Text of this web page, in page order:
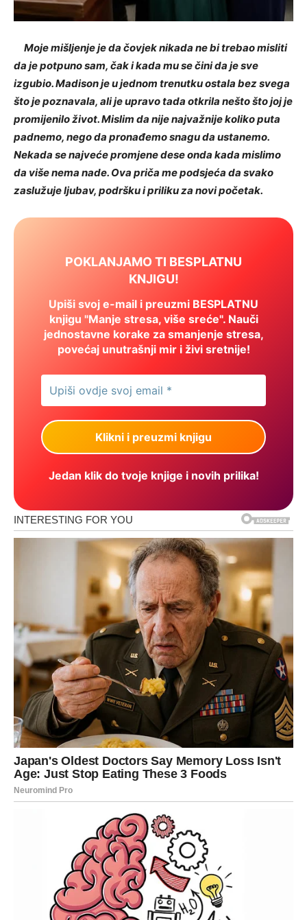
Moje mišljenje je da čovjek nikada ne bi trebao misliti
da je potpuno sam, čak i kada mu se čini da je sve
izgubio. Madison je u jednom trenutku ostala bez svega
što je poznavala, ali je upravo tada otkrila nešto što joj je
promijenilo život. Mislim da nije najvažnije koliko puta
padnemo, nego da pronađemo snagu da ustanemo.
Nekada se najveće promjene dese onda kada mislimo
da više nema nade. Ova priča me podsjeća da svako
zaslužuje ljubav, podršku i priliku za novi početak.
POKLANJAMO TI BESPLATNU
KNJIGU!
Upiši svoj e-mail i preuzmi BESPLATNU
knjigu "Manje stresa, više sreće". Nauči
jednostavne korake za smanjenje stresa,
povećaj unutrašnji mir i živi sretnije!
Jedan klik do tvoje knjige i novih prilika!